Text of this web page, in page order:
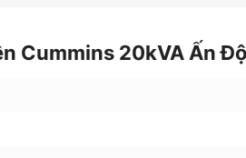
Cummins 20kVA Ấn